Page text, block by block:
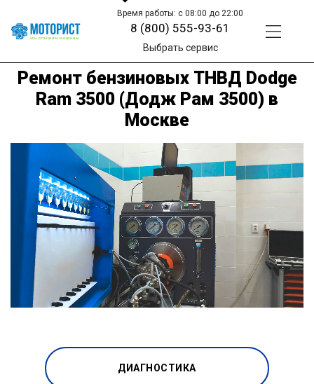
Время работы: с 08:00 до 22:00
8 (800) 555-93-61
Выбрать сервис
Ремонт бензиновых ТНВД Dodge
Ram 3500 (Додж Рам 3500) в
Москве
ДИАГНОСТИКА